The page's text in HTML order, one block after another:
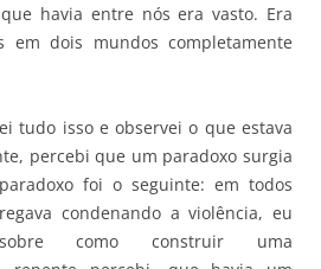
havia entre nós era vasto. Era
em dois mundos completamente
tudo isso e observei o que estava
percebi que um paradoxo surgia
foi o seguinte: em todos
condenando a violência, eu
como construir uma